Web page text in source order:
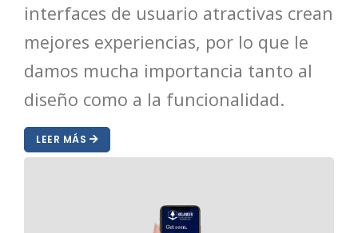
interfaces de usuario atractivas crean
mejores experiencias, por lo que le
damos mucha importancia tanto al
diseño como a la funcionalidad.
LEER MÁS